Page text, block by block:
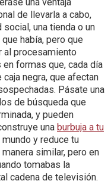
de llevarla a cabo,
una tienda o un
había, pero que
al procesamiento
formas que, cada día
negra, que afectan
Pásate una
de búsqueda que
y pueden
una burbuja a tu
y reduce tu
similar, pero en
tomabas la
cadena de televisión.